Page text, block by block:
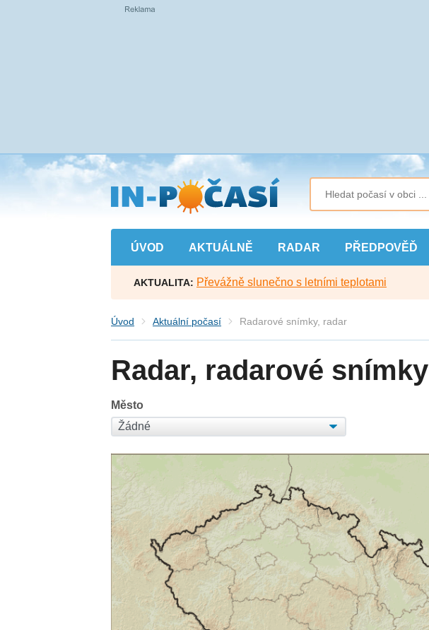
Přejít
na
hlavní
obsah
ÚVOD AKTUÁLNĚ RADAR PŘEDPOVĚĎ
AKTUALITA: Převážně slunečno s letními teplotami
Úvod Aktuální počasí Radarové snímky, radar
Radar, radarové snímky
Město